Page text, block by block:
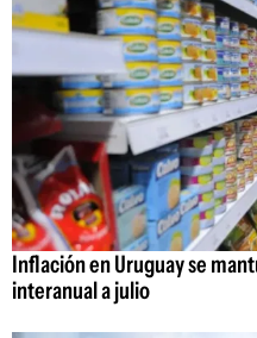
Inflación en Uruguay se
interanual a julio